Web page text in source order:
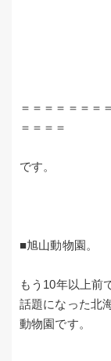
＝＝＝＝＝＝＝
＝＝＝＝
です。
■旭山動物園。
もう10年以上前
話題になった北
動物園です。